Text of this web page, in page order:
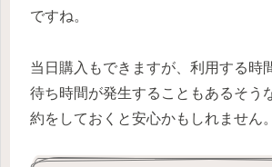
ですね。
当日購入もできますが、利用する時
待ち時間が発生することもあるそう
約をしておくと安心かもしれません。